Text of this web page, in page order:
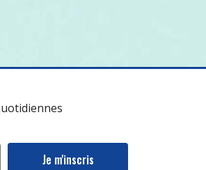
Je m'inscris